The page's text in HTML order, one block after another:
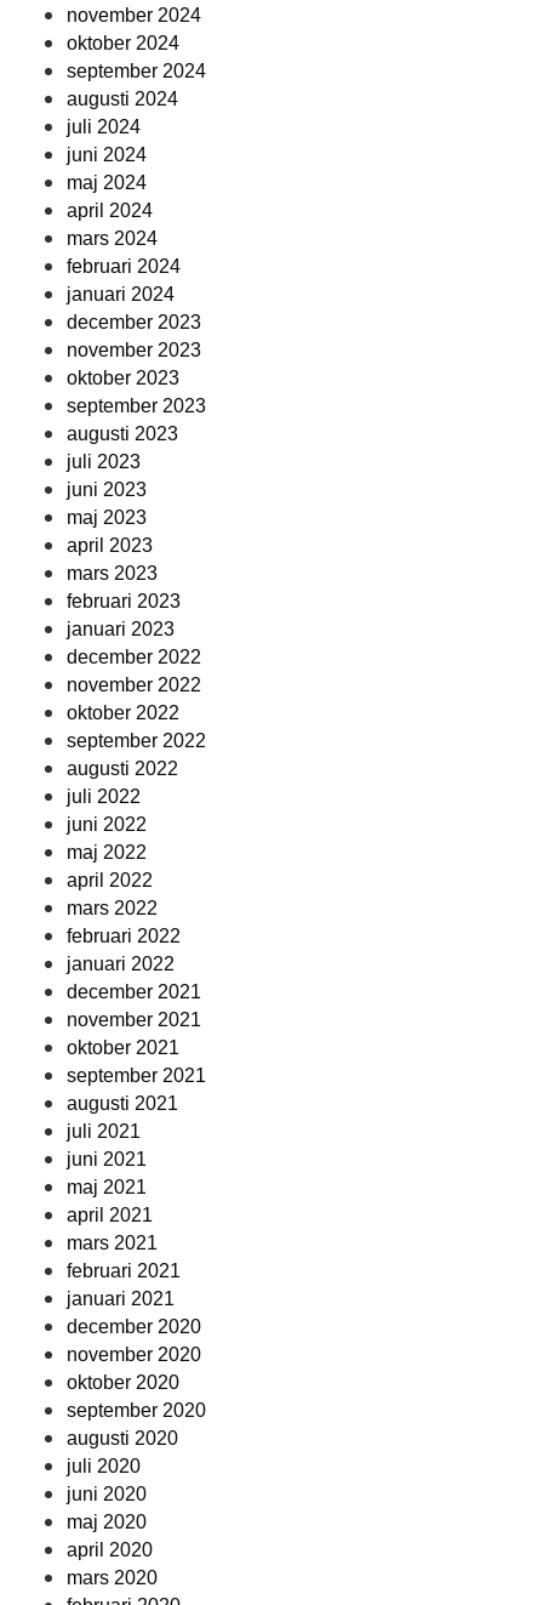
november 2024
oktober 2024
september 2024
augusti 2024
juli 2024
juni 2024
maj 2024
april 2024
mars 2024
februari 2024
januari 2024
december 2023
november 2023
oktober 2023
september 2023
augusti 2023
juli 2023
juni 2023
maj 2023
april 2023
mars 2023
februari 2023
januari 2023
december 2022
november 2022
oktober 2022
september 2022
augusti 2022
juli 2022
juni 2022
maj 2022
april 2022
mars 2022
februari 2022
januari 2022
december 2021
november 2021
oktober 2021
september 2021
augusti 2021
juli 2021
juni 2021
maj 2021
april 2021
mars 2021
februari 2021
januari 2021
december 2020
november 2020
oktober 2020
september 2020
augusti 2020
juli 2020
juni 2020
maj 2020
april 2020
mars 2020